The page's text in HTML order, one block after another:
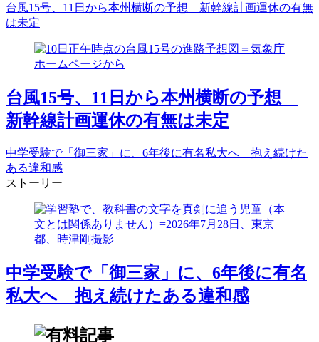
台風15号、11日から本州横断の予想 新幹線計画運休の有無
は未定
台風15号、11日から本州横断の予想
新幹線計画運休の有無は未定
中学受験で「御三家」に、6年後に有名私大へ 抱え続けた
ある違和感
ストーリー
中学受験で「御三家」に、6年後に有名
私大へ 抱え続けたある違和感